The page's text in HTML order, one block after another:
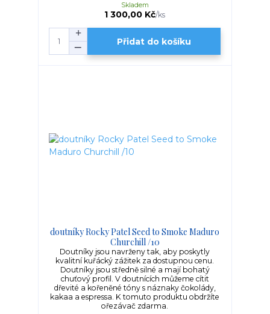
1 300,00 Kč/ks
Skladem
Přidat do košíku
doutníky Rocky Patel Seed to Smoke Maduro
Churchill /10
Doutníky jsou navrženy tak, aby poskytly
kvalitní kuřácký zážitek za dostupnou cenu.
Doutníky jsou středně silné a mají bohatý
chuťový profil. V doutnících můžeme cítit
dřevité a kořeněné tóny s náznaky čokolády,
kakaa a espressa. K tomuto produktu obdržíte
ořezávač zdarma.